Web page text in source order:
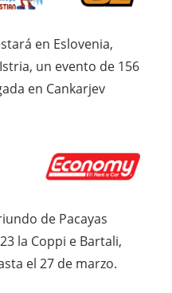
en Eslovenia,
un evento de 156
en Cankarjev
de Pacayas
la Coppi e Bartali,
el 27 de marzo.